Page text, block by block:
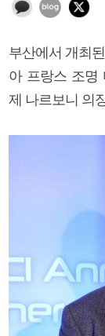
부산에서 개최
아 프랑스 조명
제 나르보니 의